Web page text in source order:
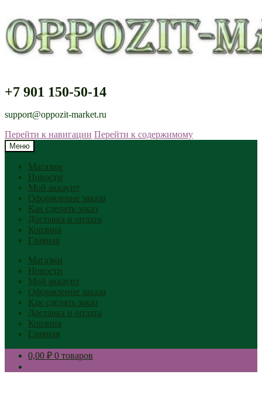
+7 901 150-50-14
support@oppozit-market.ru
Перейти к навигации Перейти к содержимому
Меню
Магазин
Новости
Мой аккаунт
Оформление заказа
Как сделать заказ
Доставка и оплата
Корзина
Главная
Магазин
Новости
Мой аккаунт
Оформление заказа
Как сделать заказ
Доставка и оплата
Корзина
Главная
0,00 ₽ 0 товаров